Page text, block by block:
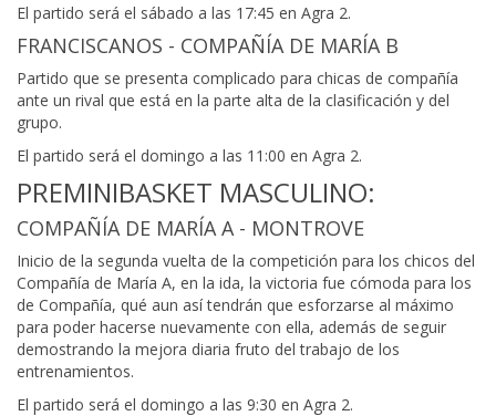
El partido será el sábado a las 17:45 en Agra 2.
FRANCISCANOS - COMPAÑÍA DE MARÍA B
Partido que se presenta complicado para chicas de compañía
ante un rival que está en la parte alta de la clasificación y del
grupo.
El partido será el domingo a las 11:00 en Agra 2.
PREMINIBASKET MASCULINO:
COMPAÑÍA DE MARÍA A - MONTROVE
Inicio de la segunda vuelta de la competición para los chicos del
Compañía de María A, en la ida, la victoria fue cómoda para los
de Compañía, qué aun así tendrán que esforzarse al máximo
para poder hacerse nuevamente con ella, además de seguir
demostrando la mejora diaria fruto del trabajo de los
entrenamientos.
El partido será el domingo a las 9:30 en Agra 2.